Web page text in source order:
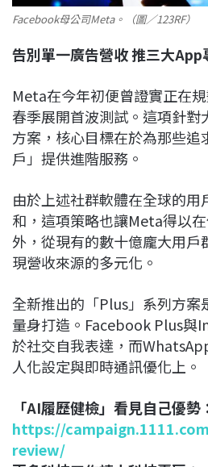
Facebook母公司Meta。（圖／123RF）
告別單一廣告營收 推三大
Meta在今年初便曾證實正在
春季展開首波測試。這項針對
方案，核心目標在於為那些追
戶」提供進階服務。
由於上述社群軟體在全球的用
和，這項策略也讓Meta得以
外，從現有的數十億龐大用
現營收來源的多元化。
全新推出的「Plus」系列方
量身打造。Facebook Plus與
於社交自我表達，而
人化設定與即時通訊優化上。
「AI履歷健檢」看見自己優勢
https://
review/